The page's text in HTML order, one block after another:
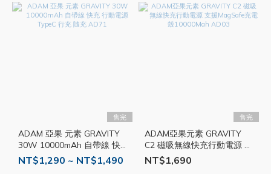
售完
ADAM 亞果 元素 GRAVITY
30W 10000mAh 自帶線 快
充 行動電源 TypeC 行充 隨
充 AD71
NT$1,290 ~ NT$1,490
售完
ADAM亞果元素 GRAVITY
C2 磁吸無線快充行動電源 支
援MagSafe充電殼
10000Mah AD03
NT$1,690